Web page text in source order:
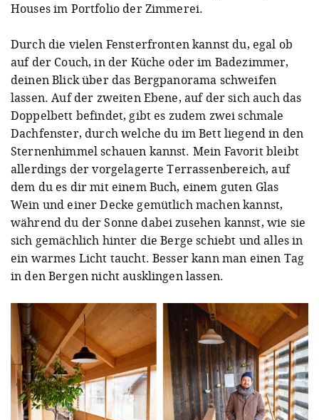
Houses im Portfolio der Zimmerei.
Durch die vielen Fensterfronten kannst du, egal ob
auf der Couch, in der Küche oder im Badezimmer,
deinen Blick über das Bergpanorama schweifen
lassen. Auf der zweiten Ebene, auf der sich auch das
Doppelbett befindet, gibt es zudem zwei schmale
Dachfenster, durch welche du im Bett liegend in den
Sternenhimmel schauen kannst. Mein Favorit bleibt
allerdings der vorgelagerte Terrassenbereich, auf
dem du es dir mit einem Buch, einem guten Glas
Wein und einer Decke gemütlich machen kannst,
während du der Sonne dabei zusehen kannst, wie sie
sich gemächlich hinter die Berge schiebt und alles in
ein warmes Licht taucht. Besser kann man einen Tag
in den Bergen nicht ausklingen lassen.